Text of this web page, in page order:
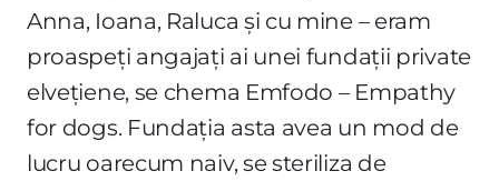
Anna, Ioana, Raluca și cu mine – eram
proaspeți angajați ai unei fundații private
elvețiene, se chema Emfodo – Empathy
for dogs. Fundația asta avea un mod de
lucru oarecum naiv, se steriliza de